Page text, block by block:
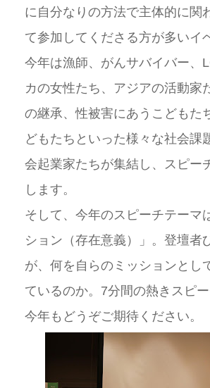
に自分なりの方法で主体的に関
て参加してくださる方が多いイ
今年は漁師、がんサバイバー、
カの女性たち、アジアの活動家
の継承、性被害にあうこどもた
どもたちといった様々な社会課
会起業家たちが集結し、スピー
します。
そして、今年のスピーチテーマ
ション（存在意義）」。登壇者
が、何を自らのミッションとし
ているのか。7分間の熱きスピー
今年もどうぞご期待ください。